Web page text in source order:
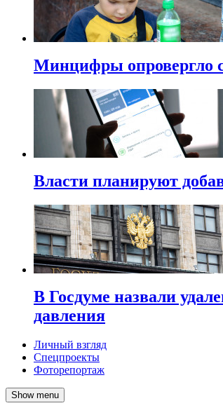
Минцифры опровергло
Власти планируют
В Госдуме назвали
давления
Личный взгляд
Спецпроекты
Фоторепортаж
Show menu